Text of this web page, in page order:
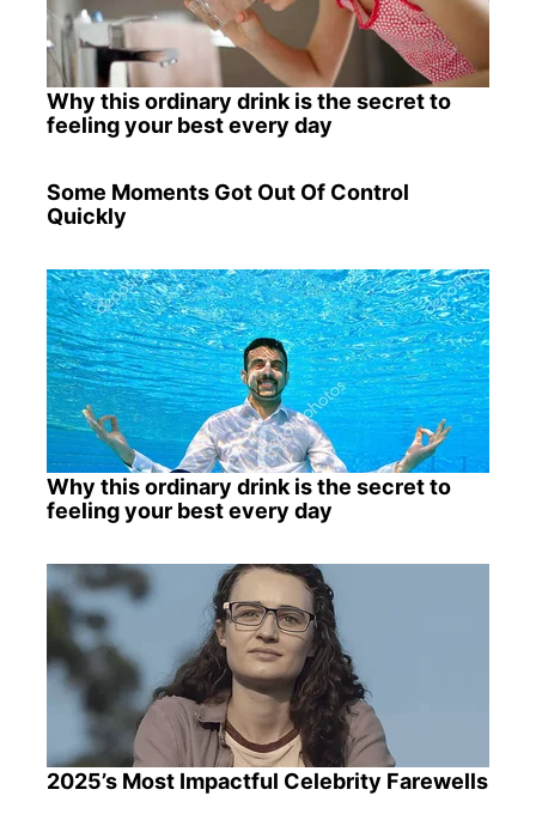
Why this ordinary drink is the secret to
feeling your best every day
Some Moments Got Out Of Control
Quickly
Why this ordinary drink is the secret to
feeling your best every day
2025’s Most Impactful Celebrity Farewells